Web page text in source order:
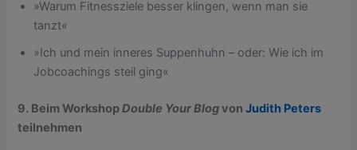
»Warum Fitnessziele besser klingen, wenn man sie
tanzt«
»Ich und mein inneres Suppenhuhn – oder: Wie ich im
Jobcoachings steil ging«
9. Beim WorkshopDouble Your BlogvonJudith Peters
teilnehmen